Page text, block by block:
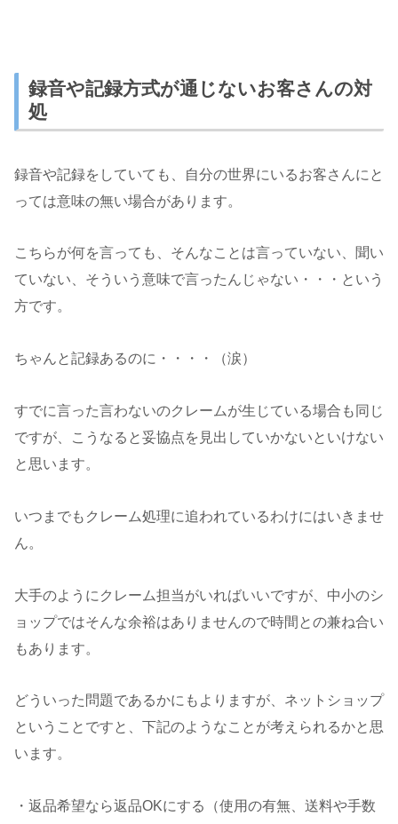
録音や記録方式が通じないお客さんの対
処
録音や記録をしていても、自分の世界にいるお客さんにと
っては意味の無い場合があります。
こちらが何を言っても、そんなことは言っていない、聞い
ていない、そういう意味で言ったんじゃない・・・という
方です。
ちゃんと記録あるのに・・・・（涙）
すでに言った言わないのクレームが生じている場合も同じ
ですが、こうなると妥協点を見出していかないといけない
と思います。
いつまでもクレーム処理に追われているわけにはいきませ
ん。
大手のようにクレーム担当がいればいいですが、中小のシ
ョップではそんな余裕はありませんので時間との兼ね合い
もあります。
どういった問題であるかにもよりますが、ネットショップ
ということですと、下記のようなことが考えられるかと思
います。
・返品希望なら返品OKにする（使用の有無、送料や手数